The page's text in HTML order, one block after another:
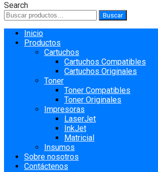
Search
Buscar
por:
Buscar
Skip
Inicio
Productos
Cartuchos
Cartuchos Compatibles
Cartuchos Originales
Toner
Toner Compatibles
Toner Originales
Impresoras
LaserJet
InkJet
Matricial
Insumos
Sobre nosotros
Contáctenos